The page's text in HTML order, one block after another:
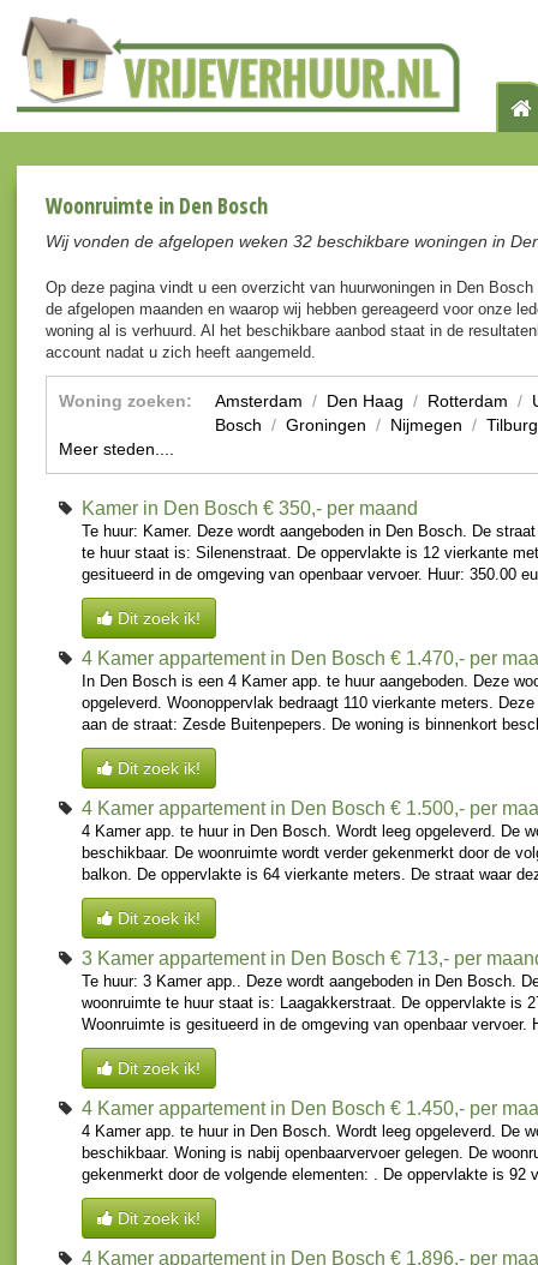
Woonruimte in Den Bosch
Wij vonden de afgelopen weken 32 beschikbare woningen in
Op deze pagina vindt u een overzicht van huurwoningen in Den
de afgelopen maanden en waarop wij hebben gereageerd voor onze
woning al is verhuurd. Al het beschikbare aanbod staat in de
account nadat u zich heeft aangemeld.
Woning zoeken: Amsterdam / Den Haag / Rotterdam /
Bosch / Groningen / Nijmegen / Tilburg
Meer steden....
Kamer in Den Bosch € 350,- per maand
Te huur: Kamer. Deze wordt aangeboden in Den Bosch. De
te huur staat is: Silenenstraat. De oppervlakte is 12 vierkante
gesitueerd in de omgeving van openbaar vervoer. Huur: 350.00
Dit zoek ik!
4 Kamer appartement in Den Bosch € 1.470,- per
In Den Bosch is een 4 Kamer app. te huur aangeboden. Deze
opgeleverd. Woonoppervlak bedraagt 110 vierkante meters.
aan de straat: Zesde Buitenpepers. De woning is binnenkort
Dit zoek ik!
4 Kamer appartement in Den Bosch € 1.500,- per
4 Kamer app. te huur in Den Bosch. Wordt leeg opgeleverd. De
beschikbaar. De woonruimte wordt verder gekenmerkt door de
balkon. De oppervlakte is 64 vierkante meters. De straat waar
Dit zoek ik!
3 Kamer appartement in Den Bosch € 713,- per
Te huur: 3 Kamer app.. Deze wordt aangeboden in Den Bosch.
woonruimte te huur staat is: Laagakkerstraat. De oppervlakte is
Woonruimte is gesitueerd in de omgeving van openbaar vervoer.
Dit zoek ik!
4 Kamer appartement in Den Bosch € 1.450,- per
4 Kamer app. te huur in Den Bosch. Wordt leeg opgeleverd. De
beschikbaar. Woning is nabij openbaarvervoer gelegen. De
gekenmerkt door de volgende elementen: . De oppervlakte is 92
Dit zoek ik!
4 Kamer appartement in Den Bosch € 1.896,- per